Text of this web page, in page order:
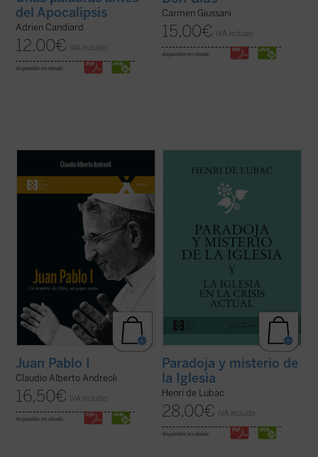
del Apocalipsis
Adrien Candiard
12,00€ IVA incluido
disponible en ebook:
Carmen Giussani
15,00€ IVA incluido
disponible en ebook:
El 4 de septiembre de 2022 fue beatificado
el Siervo de Dios Albino Luciani, quien fue
papa con el nombre de Juan Pablo I, con
uno de los pontificados más breves de la
historia. El autor, que ha tenido la gracia de
conocer personalmente al beato ...(ver
Juan Pablo I
Claudio Alberto Andreoli
16,50€ IVA incluido
disponible en ebook:
cristianos en la sociedad contemporánea?
Henri de Lubac reunidos en el presente
volumen. Frente a una crisis que sacude las
raíces espirituales de Europa, el ...
Paradoja y misterio de
la Iglesia
Henri de Lubac
28,00€ IVA incluido
disponible en ebook: